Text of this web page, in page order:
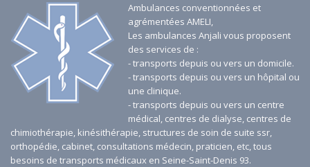
Ambulances conventionnées et
agrémentées AMELI,
Les ambulances Anjali vous proposent
des services de :
- transports depuis ou vers un domicile.
- transports depuis ou vers un hôpital ou
une clinique.
- transports depuis ou vers un centre
médical, centres de dialyse, centres de
chimiothérapie, kinésithérapie, structures de soin de suite ssr,
orthopédie, cabinet, consultations médecin, praticien, etc, tous
besoins de transports médicaux en Seine-Saint-Denis 93.